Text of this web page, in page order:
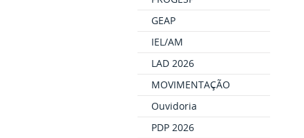
GEAP
IEL/AM
LAD 2026
MOVIMENTAÇÃO
Ouvidoria
PDP 2026